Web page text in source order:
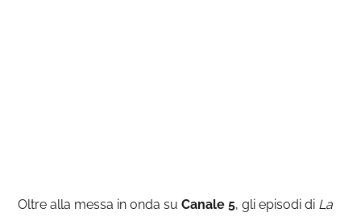
Oltre alla messa in onda suCanale 5, gli episodi di La